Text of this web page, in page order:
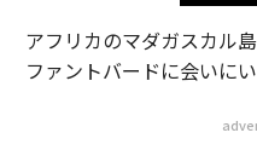
アフリカのマダガスカル
ファントバードに会いにい